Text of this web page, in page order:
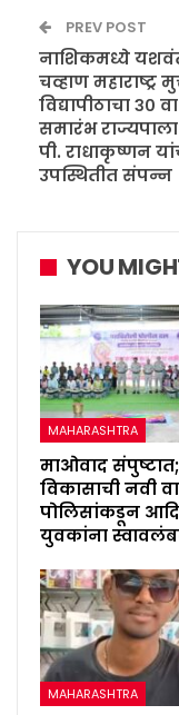
PREV POST
नाशिकमध्ये
चव्हाण महाराष्ट्र
विद्यापीठाचा ३०
समारंभ
पी. राधाकृष्णन
उपस्थितीत संपन्न
YOU
MAHARASHTRA
माओवाद
विकासाची नवी
पोलिसांकडून
युवकांना
MAHARASHTRA